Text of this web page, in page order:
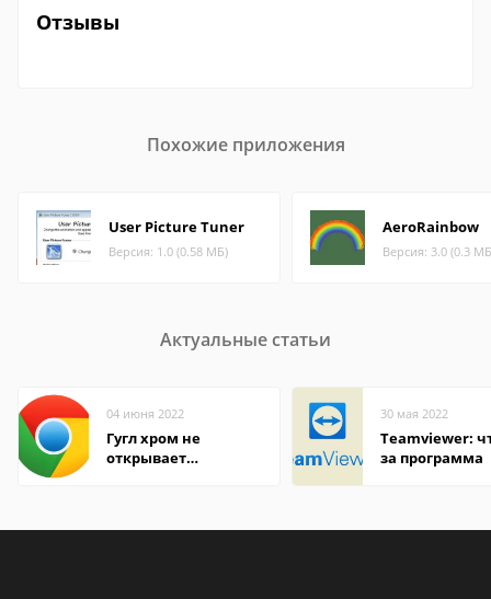
Отзывы
Похожие приложения
User Picture Tuner
Версия: 1.0 (0.58 МБ)
AeroRainbow
Версия: 3.0 (0.3
Актуальные статьи
04 июня 2022
Гугл хром не
открывает
30 мая 2022
Teamviewer:
за программа